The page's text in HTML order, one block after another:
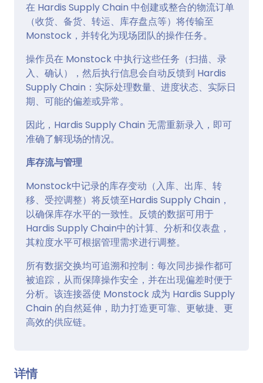
在 Hardis Supply Chain 中创建或整合的物流订单
（收货、备货、转运、库存盘点等）将传输至
Monstock，并转化为现场团队的操作任务。
操作员在 Monstock 中执行这些任务（扫描、录
入、确认），然后执行信息会自动反馈到 Hardis
Supply Chain：实际处理数量、进度状态、实际日
期、可能的偏差或异常。
因此，Hardis Supply Chain 无需重新录入，即可
准确了解现场的情况。
库存流与管理
Monstock中记录的库存变动（入库、出库、转
移、受控调整）将反馈至Hardis Supply Chain，
以确保库存水平的一致性。反馈的数据可用于
Hardis Supply Chain中的计算、分析和仪表盘，
其粒度水平可根据管理需求进行调整。
所有数据交换均可追溯和控制：每次同步操作都可
被追踪，从而保障操作安全，并在出现偏差时便于
分析。该连接器使 Monstock 成为 Hardis Supply
Chain 的自然延伸，助力打造更可靠、更敏捷、更
高效的供应链。
详情